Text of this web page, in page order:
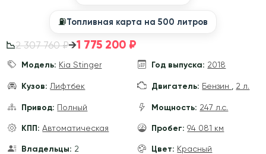
⛽️Топливная карта на 500 литров
📉2 307 760 ₽→1 775 200 ₽
Модель: Kia Stinger Год выпуска: 2018
Кузов: Лифтбек Двигатель: Бензин 2 л.
Привод: Полный Мощность: 247 л.с.
КПП: Автоматическая Пробег: 94 081 км
Владельцы: 2 Цвет: Красный